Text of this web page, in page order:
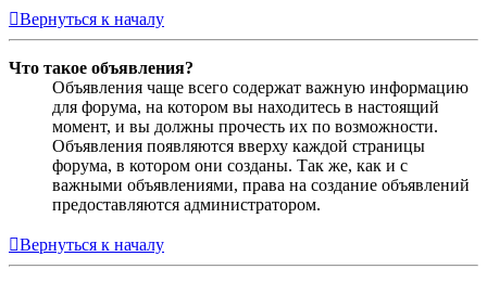
Вернуться к началу
Что такое объявления?
Объявления чаще всего содержат важную информацию
для форума, на котором вы находитесь в настоящий
момент, и вы должны прочесть их по возможности.
Объявления появляются вверху каждой страницы
форума, в котором они созданы. Так же, как и с
важными объявлениями, права на создание объявлений
предоставляются администратором.
Вернуться к началу